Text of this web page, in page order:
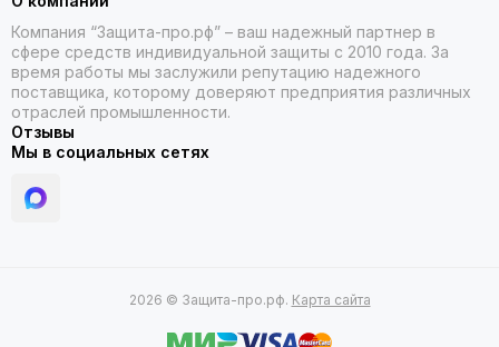
Компания “Защита-про.рф” – ваш надежный партнер в
сфере средств индивидуальной защиты с 2010 года. За
время работы мы заслужили репутацию надежного
поставщика, которому доверяют предприятия различных
отраслей промышленности.
Отзывы
Мы в социальных сетях
2026 © Защита-про.рф. Карта сайта